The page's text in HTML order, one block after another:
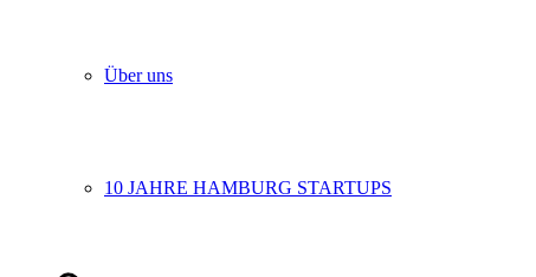
Über uns
10 JAHRE HAMBURG STARTUPS